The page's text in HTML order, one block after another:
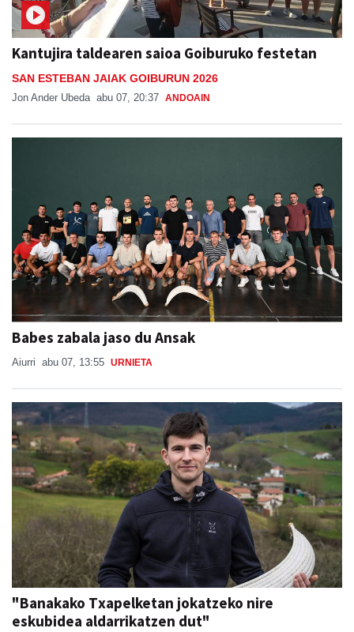
Kantujira taldearen saioa Goiburuko festetan
SAN ESTEBAN JAIAK GOIBURUN 2026
Jon Ander Ubeda abu 07, 20:37 ANDOAIN
Babes zabala jaso du Ansak
Aiurri abu 07, 13:55 URNIETA
"Banakako Txapelketan jokatzeko nire
eskubidea aldarrikatzen dut"